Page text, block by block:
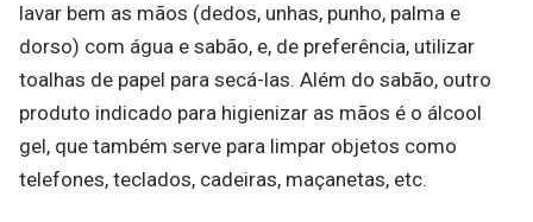
lavar bem as mãos (dedos, unhas, punho, palma e
dorso) com água e sabão, e, de preferência, utilizar
toalhas de papel para secá-las. Além do sabão, outro
produto indicado para higienizar as mãos é o álcool
gel, que também serve para limpar objetos como
telefones, teclados, cadeiras, maçanetas, etc.